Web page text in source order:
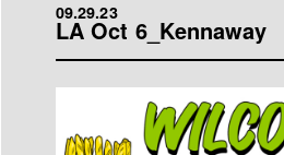
09.29.23
LA Oct 6_Kennaway